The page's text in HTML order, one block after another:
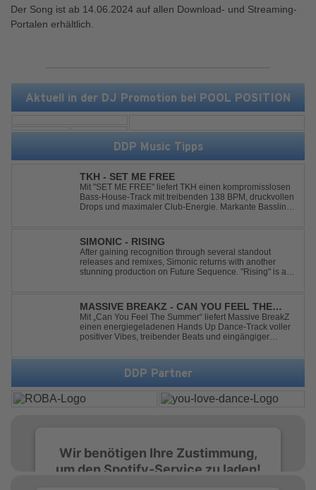
Aktuell in der DJ Promotion bei POOL POSITION
DDP Music Tipps
TKH - SET ME FREE
Mit "SET ME FREE" liefert TKH einen kompromisslosen
Bass-House-Track mit treibenden 138 BPM, druckvollen
Drops und maximaler Club-Energie. Markante Basslines
schraubt. Der Track hat die no...
SIMONIC - RISING
After gaining recognition through several standout
releases and remixes, Simonic returns with another
stunning production on Future Sequence. "Rising" is a
goosebump-inducing melodies. A must-...
MASSIVE BREAKZ - CAN YOU FEEL THE
SUMMER
Mit „Can You Feel The Summer“ liefert Massive BreakZ
einen energiegeladenen Hands Up Dance-Track voller
positiver Vibes, treibender Beats und eingängiger
Freiheit und unvergesslichen Nächten direkt auf die
Tanzfläche – perfekt für Clubs, Festivals...
DDP Partner
Wir benötigen Ihre Zustimmung,
um den Spotify-Service zu laden!
Der Song ist ab 14.06.2024 auf allen Download- und Streaming-
Portalen erhältlich.